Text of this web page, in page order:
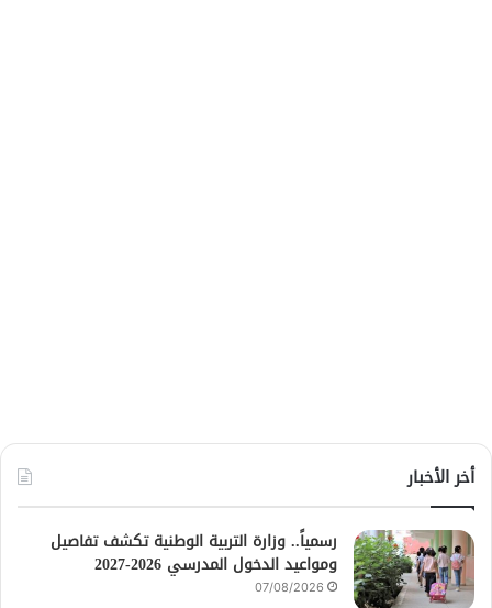
أخر الأخبار
رسمياً.. وزارة التربية الوطنية تكشف تفاصيل
ومواعيد الدخول المدرسي 2026-2027
07/08/2026